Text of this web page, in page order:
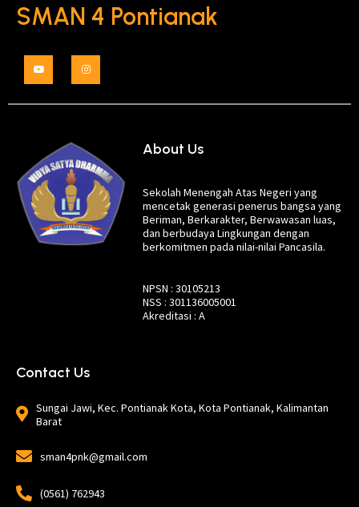
SMAN 4 Pontianak
About Us
Sekolah Menengah Atas Negeri yang
mencetak generasi penerus bangsa yang
Beriman, Berkarakter, Berwawasan luas,
dan berbudaya Lingkungan dengan
berkomitmen pada nilai-nilai Pancasila.
NPSN : 30105213
NSS : 301136005001
Akreditasi : A
Contact Us
Sungai Jawi, Kec. Pontianak Kota, Kota Pontianak, Kalimantan
Barat
sman4pnk@gmail.com
(0561) 762943